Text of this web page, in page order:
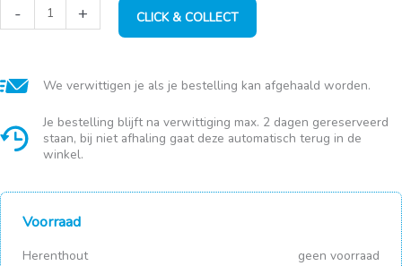
-
Maker
Vanille
+ CLICK & COLLECT
We verwittigen je als je bestelling kan afgehaald worden.
Je bestelling blijft na verwittiging max. 2 dagen gereserveerd
staan, bij niet afhaling gaat deze automatisch terug in de
winkel.
Voorraad
Herenthout geen voorraad